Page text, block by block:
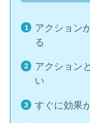
アクション
る
アクション
い
すぐに効果